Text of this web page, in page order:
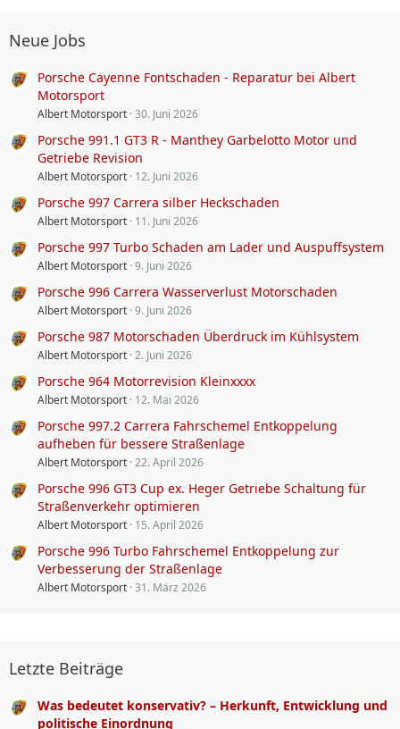
Neue Jobs
Porsche Cayenne Fontschaden - Reparatur bei Albert
Motorsport
Albert Motorsport 30. Juni 2026
Porsche 991.1 GT3 R - Manthey Garbelotto Motor und
Getriebe Revision
Albert Motorsport 12. Juni 2026
Porsche 997 Carrera silber Heckschaden
Albert Motorsport 11. Juni 2026
Porsche 997 Turbo Schaden am Lader und Auspuffsystem
Albert Motorsport 9. Juni 2026
Porsche 996 Carrera Wasserverlust Motorschaden
Albert Motorsport 9. Juni 2026
Porsche 987 Motorschaden Überdruck im Kühlsystem
Albert Motorsport 2. Juni 2026
Porsche 964 Motorrevision Kleinxxxx
Albert Motorsport 12. Mai 2026
Porsche 997.2 Carrera Fahrschemel Entkoppelung
aufheben für bessere Straßenlage
Albert Motorsport 22. April 2026
Porsche 996 GT3 Cup ex. Heger Getriebe Schaltung für
Straßenverkehr optimieren
Albert Motorsport 15. April 2026
Porsche 996 Turbo Fahrschemel Entkoppelung zur
Verbesserung der Straßenlage
Albert Motorsport 31. März 2026
Letzte Beiträge
Was bedeutet konservativ? – Herkunft, Entwicklung und
politische Einordnung